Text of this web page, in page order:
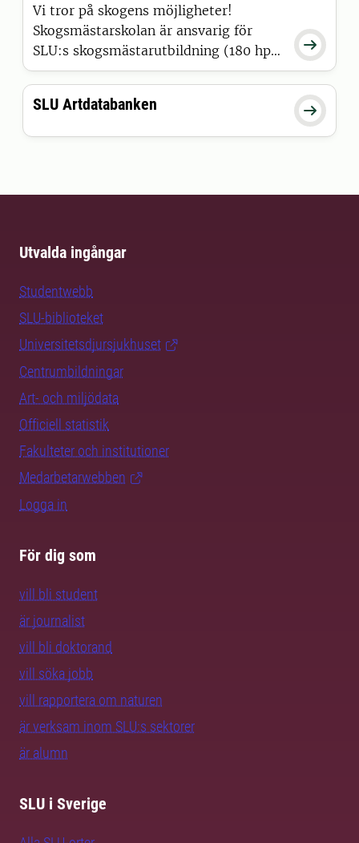

Vi tror på skogens möjligheter!
Skogsmästarskolan är ansvarig för
SLU:s skogsmästarutbildning (180 hp).
Förutom utbildning till skogsmästare
distansutbildning för blivande
bedriver Skogsmästarskolan bl.a.

SLU Artdatabanken
Utvalda ingångar
Studentwebb
SLU-biblioteket
Universitetsdjursjukhuset
Centrumbildningar
Art- och miljödata
Officiell statistik
Fakulteter och institutioner
Medarbetarwebben
Logga in
För dig som
vill bli student
är journalist
vill bli doktorand
vill söka jobb
vill rapportera om naturen
är verksam inom SLU:s sektorer
är alumn
SLU i Sverige